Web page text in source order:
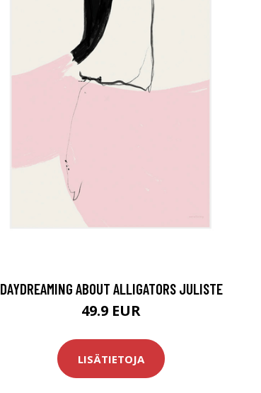
DAYDREAMING ABOUT ALLIGATORS JULISTE
49.9 EUR
LISÄTIETOJA